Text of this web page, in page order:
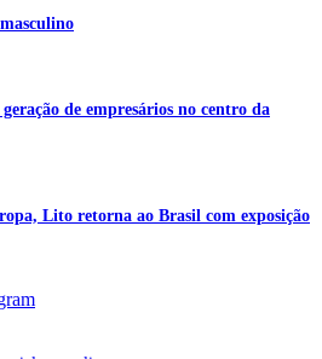
de empresários no centro da
Lito retorna ao Brasil com exposição